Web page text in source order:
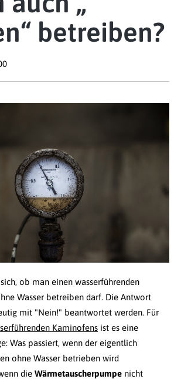
betreiben?
ob man einen wasserführenden
Wasser betreiben darf. Die Antwort
mit "Nein!" beantwortet werden. Für
Kaminofens ist es eine
Was passiert, wenn der eigentlich
ohne Wasser betrieben wird
die Wärmetauscherpumpe nicht